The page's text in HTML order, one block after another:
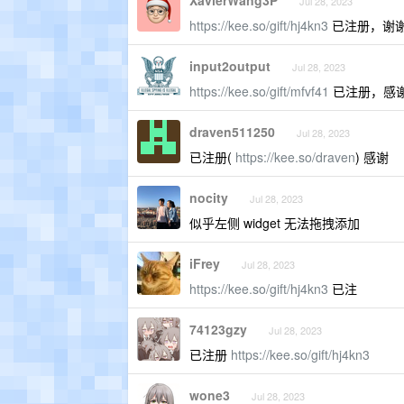
https://kee.so/gift/hj4kn3 已注册，谢
input2output Jul 28, 2023
https://kee.so/gift/mfvf41 已注册，感
draven511250 Jul 28, 2023
已注册( https://kee.so/draven) 感谢
nocity Jul 28, 2023
似乎左侧 widget 无法拖拽添加
iFrey Jul 28, 2023
https://kee.so/gift/hj4kn3 已注
74123gzy Jul 28, 2023
已注册 https://kee.so/gift/hj4kn3
wone3 Jul 28, 2023